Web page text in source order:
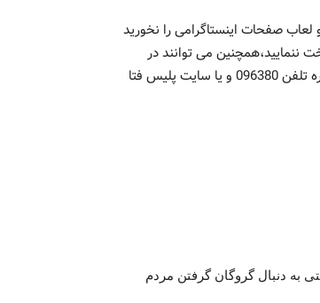
صفحات اینستاگرامی را نخورید
ننمایید،همچنین می توانند در
صورت مشاهده موارد مشکوک، موضوع را از طریق مرکز فوریتهای سایبری با شماره تلفن 096380 و یا ‌سایت پلیس فتا
به دنبال گروگان گرفتن مردم